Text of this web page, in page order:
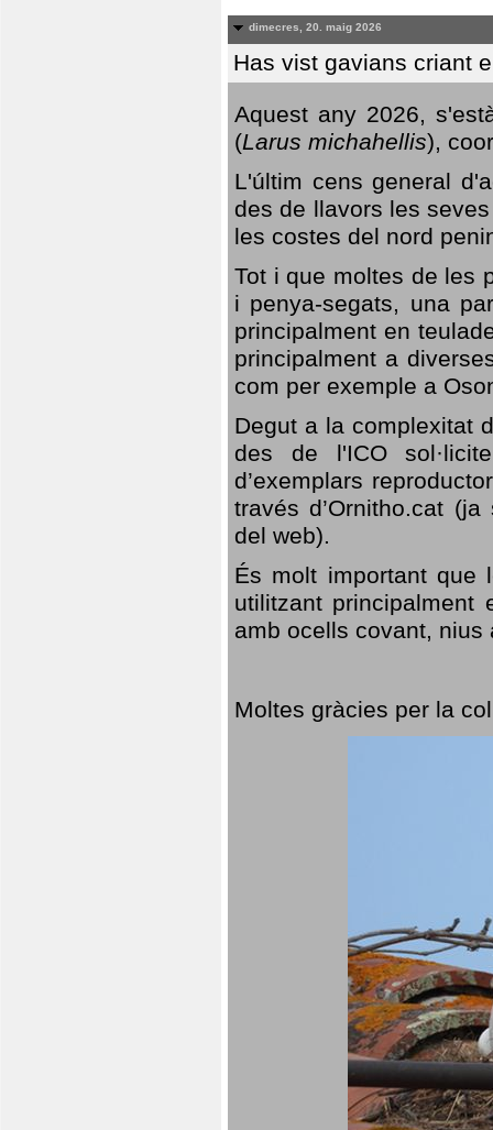
dimecres, 20. maig 2026
Has vist gavians criant
Aquest any 2026,
(Larus michahellis),
L'últim cens general
des de llavors les
les costes del nord
Tot i que moltes de les
i penya-segats, una
principalment en
principalment a
com per exemple a
Degut a la complexitat
des de l'ICO
d’exemplars
través d’Ornitho.cat
del web).
És molt important que
utilitzant
amb ocells covant,
Moltes gràcies per la